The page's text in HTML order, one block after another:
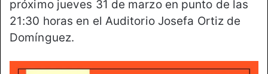
próximo jueves 31 de marzo en punto de las
21:30 horas en el Auditorio Josefa Ortiz de
Domínguez.